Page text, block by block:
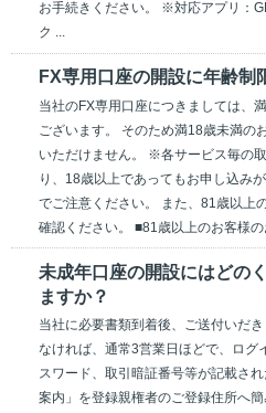
お手続きください。 ※対応アプリ：
ク ...
FX専用口座の開設に年齢制
当社のFX専用口座につきましては、
ございます。 そのため満18歳未満の
いただけません。 ※各サービス毎の
り、18歳以上であってもお申し込み
でご注意ください。 また、81歳以上
確認ください。 ■81歳以上のお客様
未成年口座の開設にはどの
ますか？
当社に必要書類到着後、ご送付いだ
なければ、通常3営業日ほどで、ログ
スワード、取引暗証番号等が記載さ
案内」を登録親権者のご登録住所へ